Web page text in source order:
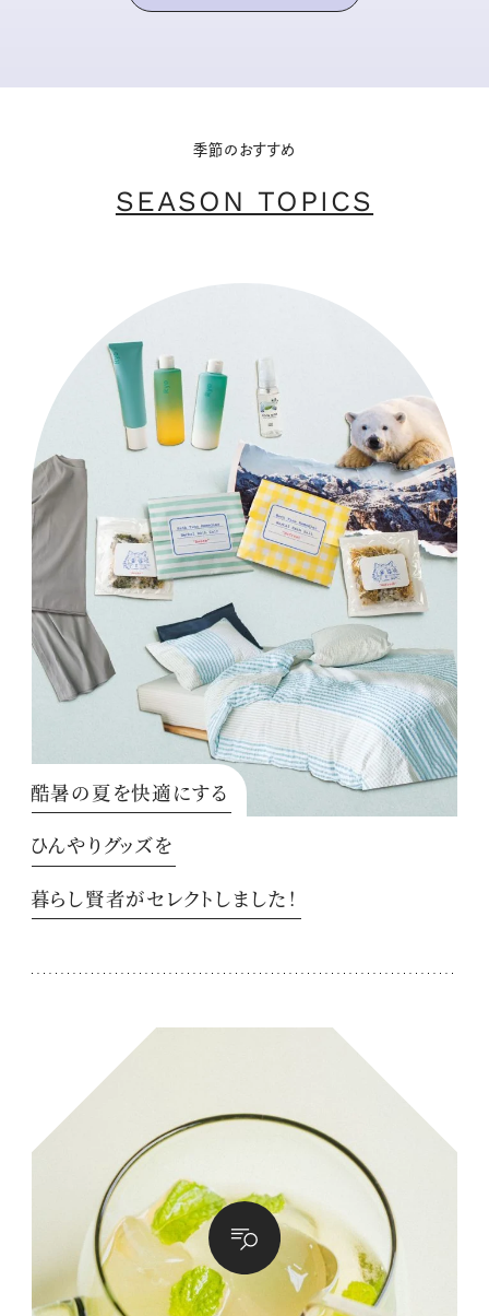
季節のおすすめ
SEASON TOPICS
酷暑の夏を快適にする
ひんやりグッズを
暮らし賢者がセレクトしました！